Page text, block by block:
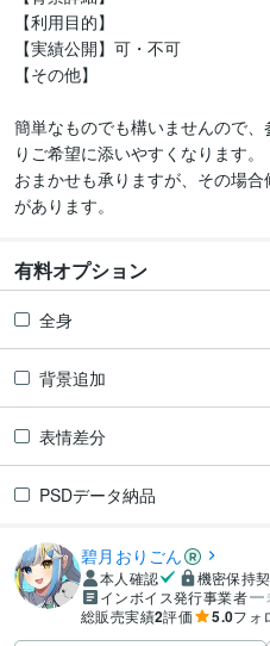
【利用目的】
【実績公開】可・不可
【その他】
簡単なものでも構いませんので
りご希望に添いやすくなります。
おまかせも承りますが、その場
があります。
有料オプション
全身
背景追加
表情差分
PSDデータ納品
碧月おりごん
本人確認
機密保持
インボイス発行事業者
総販売実績2評価 5.0フォ